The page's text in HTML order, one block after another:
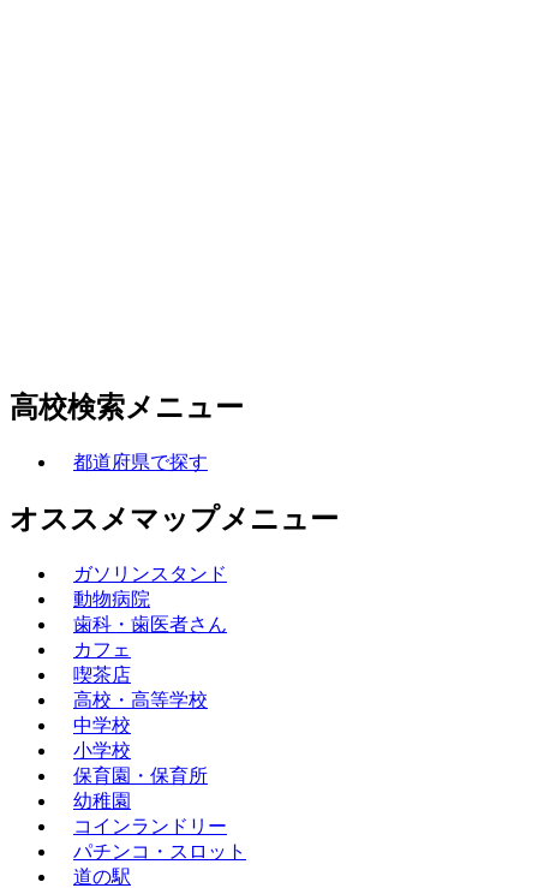
高校検索メニュー
都道府県で探す
オススメマップメニュー
ガソリンスタンド
動物病院
歯科・歯医者さん
カフェ
喫茶店
高校・高等学校
中学校
小学校
保育園・保育所
幼稚園
コインランドリー
パチンコ・スロット
道の駅